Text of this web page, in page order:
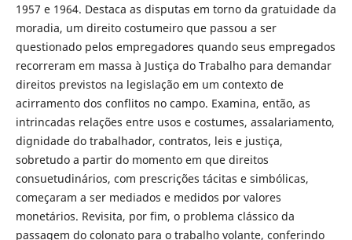
1957 e 1964. Destaca as disputas em torno da gratuidade da
moradia, um direito costumeiro que passou a ser
questionado pelos empregadores quando seus empregados
recorreram em massa à Justiça do Trabalho para demandar
direitos previstos na legislação em um contexto de
acirramento dos conflitos no campo. Examina, então, as
intrincadas relações entre usos e costumes, assalariamento,
dignidade do trabalhador, contratos, leis e justiça,
sobretudo a partir do momento em que direitos
consuetudinários, com prescrições tácitas e simbólicas,
começaram a ser mediados e medidos por valores
monetários. Revisita, por fim, o problema clássico da
passagem do colonato para o trabalho volante, conferindo